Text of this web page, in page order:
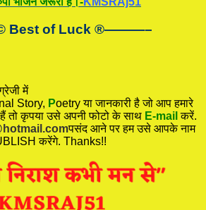
of Luck ®———–
में
Story, Poetryया जानकारी है जो आप हमारे
तो कृपया उसे अपनी फोटो के साथ E-mail करें.
पसंद आने पर हम उसे आपके नाम
करेंगे. Thanks!!